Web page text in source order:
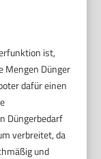
ist,
Mengen Dünger
dafür einen
Düngerbedarf
verbreitet, da
und